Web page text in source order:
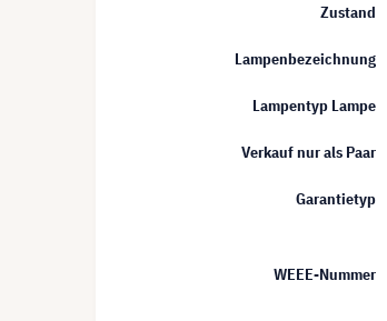
Zustand
Lampenbezeichnung
Lampentyp Lampe
Verkauf nur als Paar
Garantietyp
WEEE-Nummer